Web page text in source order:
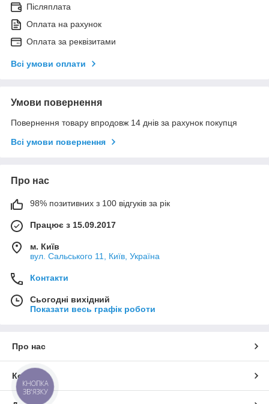
Післяплата
Оплата на рахунок
Оплата за реквізитами
Всі умови оплати
Умови повернення
Повернення товару впродовж 14 днів за рахунок покупця
Всі умови повернення
Про нас
98% позитивних з 100 відгуків за рік
Працює з 15.09.2017
м. Київ
вул. Сальського 11, Київ, Україна
Контакти
Сьогодні вихідний
Показати весь графік роботи
Про нас
Контакти
КНОПКА
ЗВ'ЯЗКУ